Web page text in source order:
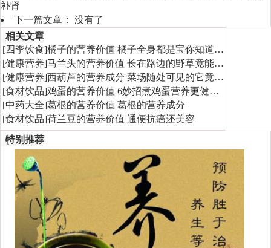
补肾
下一篇文章： 没有了
相关文章
[四季饮食]橘子的营养价值 橘子全身都是宝你知道…
[健康营养]马兰头的营养价值 长在路边的野草竟能…
[健康营养]西葫芦的营养成分 菜场随处可见的它竟…
[食材饮品]鸡蛋的营养价值 6妙招煮鸡蛋营养更健…
[中药大全]葛根的营养价值 葛根的营养成分
[食材饮品]荷兰豆的营养价值 通便抗癌还美容
特别推荐